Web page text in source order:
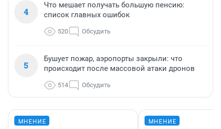
4
Что мешает получать большую пенсию:
список главных ошибок
520 Обсудить
5
Бушует пожар, аэропорты закрыли: что
происходит после массовой атаки дронов
514 Обсудить
МНЕНИЕ МНЕНИЕ